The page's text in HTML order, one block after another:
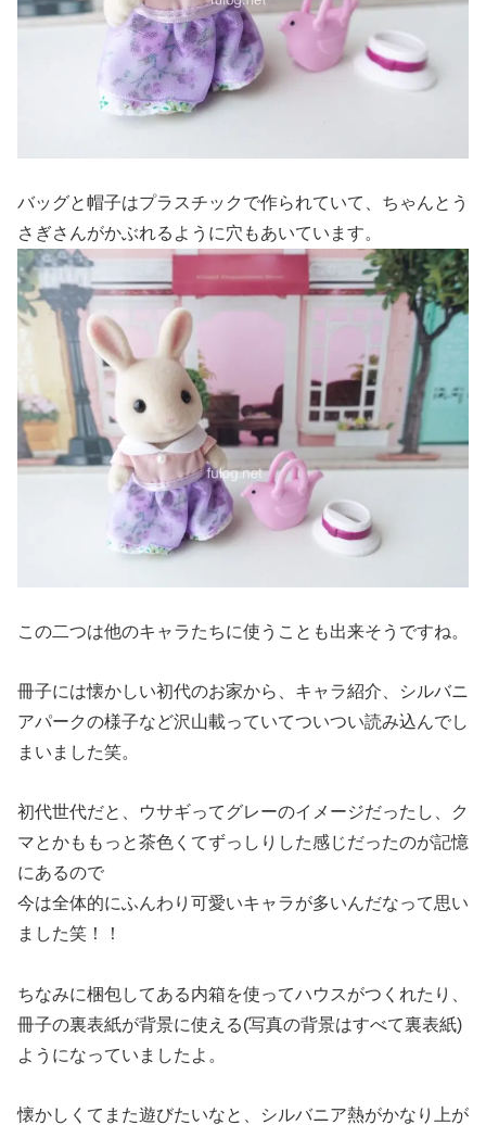
バッグと帽子はプラスチックで作られていて、ちゃんとう
さぎさんがかぶれるように穴もあいています。
この二つは他のキャラたちに使うことも出来そうですね。
冊子には懐かしい初代のお家から、キャラ紹介、シルバニ
アパークの様子など沢山載っていてついつい読み込んでし
まいました笑。
初代世代だと、ウサギってグレーのイメージだったし、ク
マとかももっと茶色くてずっしりした感じだったのが記憶
にあるので
今は全体的にふんわり可愛いキャラが多いんだなって思い
ました笑！！
ちなみに梱包してある内箱を使ってハウスがつくれたり、
冊子の裏表紙が背景に使える(写真の背景はすべて裏表紙)
ようになっていましたよ。
懐かしくてまた遊びたいなと、シルバニア熱がかなり上が